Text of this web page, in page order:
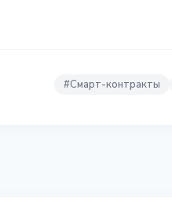
#Смарт-контракты